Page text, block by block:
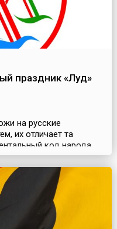
праздник «Луд»
на русские
их отличает та
код народа,
Перед началом
июля, в
коми-
«Луд»,
левого берега реки